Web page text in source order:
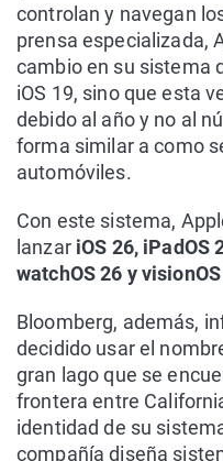
controlan y navegan
prensa especializada,
cambio en su sistema
iOS 19, sino que esta
debido al año y no al
forma similar a como
automóviles.
Con este sistema,
lanzariOS 26, iPadOS
watchOS 26 y
Bloomberg, además,
decidido usar el
gran lago que se
frontera entre
identidad de su
compañía diseña